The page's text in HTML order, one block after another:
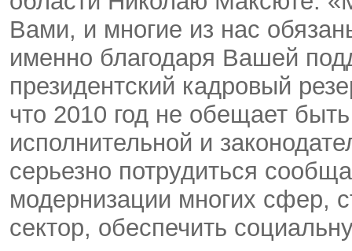
Вами, и многие из нас
именно благодаря Вашей
президентский кадровый
что 2010 год не обещает
исполнительной и
серьезно потрудиться
модернизации многих сфер,
сектор, обеспечить